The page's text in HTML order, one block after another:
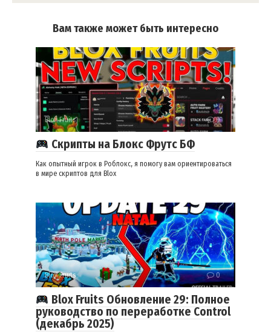
Вам также может быть интересно
Blox Fruits 0
Скрипты на Блокс Фрутс БФ
Как опытный игрок в Роблокс, я помогу вам ориентироваться
в мире скриптов для Blox
Blox Fruits 0
Blox Fruits Обновление 29: Полное
руководство по переработке Control
(декабрь 2025)